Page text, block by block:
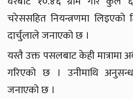
चरेससहित नियन्त्रणमा लिइएको
दार्चुलाले जनाएको छ ।
यस्तै उक्त पसलबाट केही मात्रामा
गरिएको छ । उनीमाथि
जनाएको छ ।